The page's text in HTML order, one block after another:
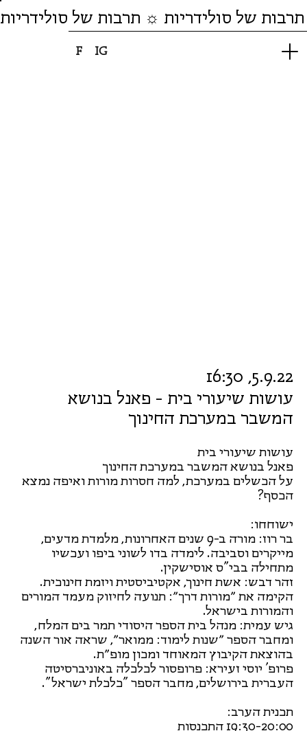
F IG
של סולידריות ☼ תרבות של סולידריות
עושות שיעורי בית - פאנל בנושא
המשבר במערכת החינוך
עושות שיעורי בית
פאנל בנושא המשבר במערכת החינוך
על הכשלים במערכת, למה חסרות מורות ואיפה נמצא
הכסף?
ישוחחו:
בר רוז: מורה ב-9 שנים האחרונות, מלמדת מדעים,
מייקרים וסביבה. לימדה בדו לשוני ביפו ועכשיו
מתחילה בבי"ס אוסישקין.
זהר דבש: אשת חינוך, אקטיביסטית ויזמת חינוכית.
הקימה את ״מורות דרך״: תנועה לחיזוק מעמד המורים
והמורות בישראל.
גיש עמית: מנהל בית הספר היסודי תמר בים המלח,
ומחבר הספר ״שנות לימוד: ממואר״, שראה אור השנה
בהוצאת הקיבוץ המאוחד ומכון מופ״ת.
פרופ' יוסי זעירא: פרופסור לכלכלה באוניברסיטה
העברית בירושלים, מחבר הספר "כלכלת ישראל".
תכנית הערב:
19:30-20:00 התכנסות
5.9.22, 16:30